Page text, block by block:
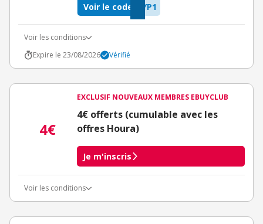
YP1
Voir le code
Voir les conditions
Expire le 23/08/2026
Vérifié
4€
EXCLUSIF NOUVEAUX MEMBRES EBUYCLUB
4€ offerts (cumulable avec les
offres Houra)
Je m'inscris
Voir les conditions
3€ de bienvenue crédités immédiatement + 1€ supplémentaire